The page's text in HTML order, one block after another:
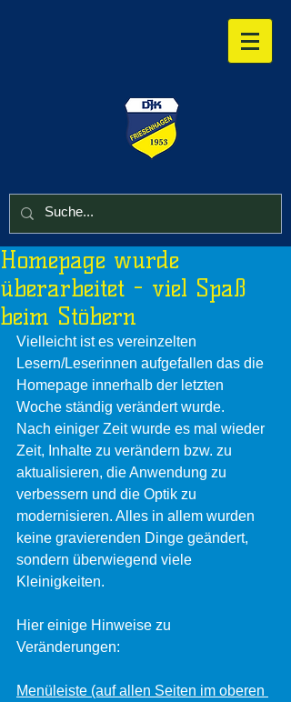
Homepage wurde
überarbeitet - viel Spaß
beim Stöbern
Vielleicht ist es vereinzelten
Lesern/Leserinnen aufgefallen das die
Homepage innerhalb der letzten
Woche ständig verändert wurde.
Nach einiger Zeit wurde es mal wieder
Zeit, Inhalte zu verändern bzw. zu
aktualisieren, die Anwendung zu
verbessern und die Optik zu
modernisieren. Alles in allem wurden
keine gravierenden Dinge geändert,
sondern überwiegend viele
Kleinigkeiten.
Hier einige Hinweise zu
Veränderungen:
Menüleiste (auf allen Seiten im oberen